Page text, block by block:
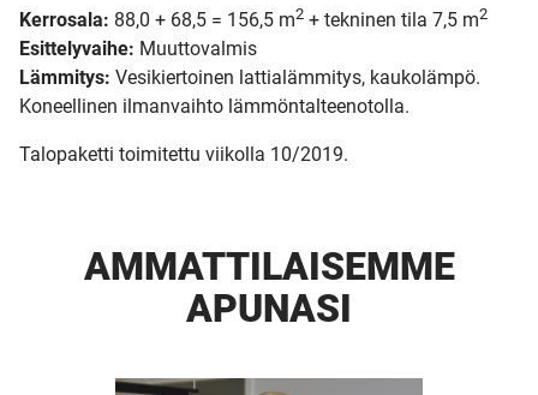
Kerrosala: 88,0 + 68,5 = 156,5 m2 + tekninen tila 7,5 m2
Esittelyvaihe: Muuttovalmis
Lämmitys: Vesikiertoinen lattialämmitys, kaukolämpö.
Koneellinen ilmanvaihto lämmöntalteenotolla.
Talopaketti toimitettu viikolla 10/2019.
AMMATTI­LAISEMME
APUNASI